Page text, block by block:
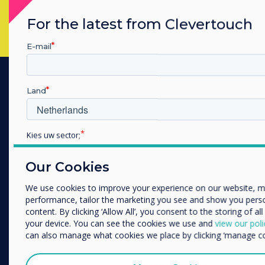
PRODUCTS
Digital Ecosystem
Interactive Displays
Digital Signage
Room Booking
Software
Unified Comms
Collaboration
Our Cookies
We use cookies to improve your experience on our website,
performance, tailor the marketing you see and show you
content. By clicking ‘Allow All’, you consent to the storing of
your device. You can see the cookies we use and view our
can also manage what cookies we place by clicking ‘manage
For the latest from Clevertouch
E-mail
Land
Kies uw sector;
Educatie
Zakelijke dienstverlening
Bedrijfsnaam
We willen graag contact met u opnemen over onze
(via e-mail, telefoon of post).